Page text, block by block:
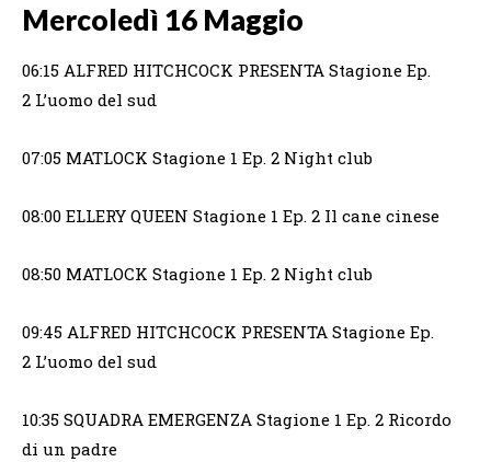
Mercoledì 16 Maggio
06:15 ALFRED HITCHCOCK PRESENTA Stagione Ep.
2 L’uomo del sud
07:05 MATLOCK Stagione 1 Ep. 2 Night club
08:00 ELLERY QUEEN Stagione 1 Ep. 2 Il cane cinese
08:50 MATLOCK Stagione 1 Ep. 2 Night club
09:45 ALFRED HITCHCOCK PRESENTA Stagione Ep.
2 L’uomo del sud
10:35 SQUADRA EMERGENZA Stagione 1 Ep. 2 Ricordo
di un padre